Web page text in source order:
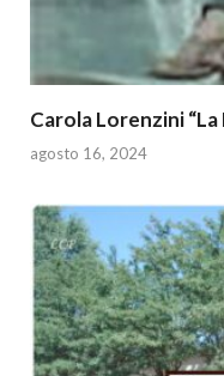
Carola Lorenzini “La
agosto 16, 2024